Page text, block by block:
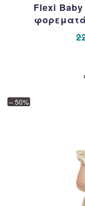
Flexi
– 50%